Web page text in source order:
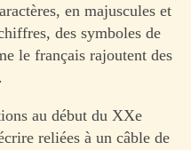
en majuscules et
des symboles de
le français rajoutent des
au début du XXe
reliées à un câble de